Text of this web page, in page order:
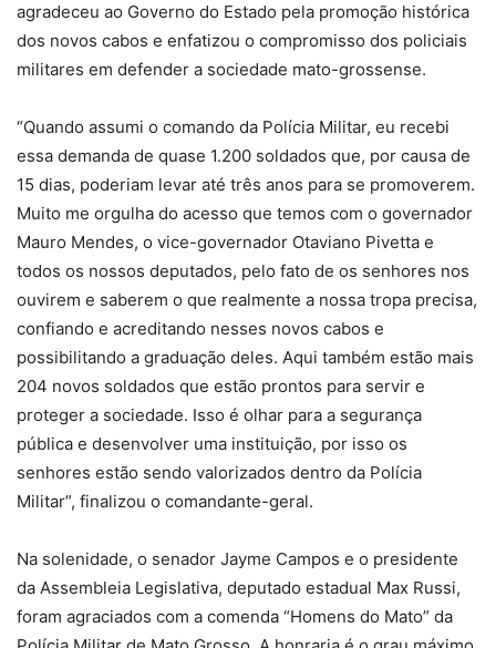
agradeceu ao Governo do Estado pela promoção histórica
dos novos cabos e enfatizou o compromisso dos policiais
militares em defender a sociedade mato-grossense.
“Quando assumi o comando da Polícia Militar, eu recebi
essa demanda de quase 1.200 soldados que, por causa de
15 dias, poderiam levar até três anos para se promoverem.
Muito me orgulha do acesso que temos com o governador
Mauro Mendes, o vice-governador Otaviano Pivetta e
todos os nossos deputados, pelo fato de os senhores nos
ouvirem e saberem o que realmente a nossa tropa precisa,
confiando e acreditando nesses novos cabos e
possibilitando a graduação deles. Aqui também estão mais
204 novos soldados que estão prontos para servir e
proteger a sociedade. Isso é olhar para a segurança
pública e desenvolver uma instituição, por isso os
senhores estão sendo valorizados dentro da Polícia
Militar”, finalizou o comandante-geral.
Na solenidade, o senador Jayme Campos e o presidente
da Assembleia Legislativa, deputado estadual Max Russi,
foram agraciados com a comenda “Homens do Mato” da